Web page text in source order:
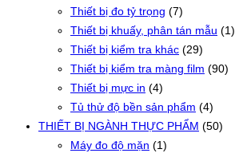
Thiết bị đo tỷ trọng (7)
Thiết bị khuấy, phân tán mẫu (1)
Thiết bị kiểm tra khác (29)
Thiết bị kiểm tra màng film (90)
Thiết bị mực in (4)
Tủ thử độ bền sản phẩm (4)
THIẾT BỊ NGÀNH THỰC PHẨM (50)
Máy đo độ mặn (1)